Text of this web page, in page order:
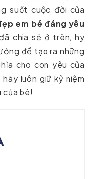
suốt cuộc đời của
em bé đáng yêu
chia sẻ ở trên, hy
để tạo ra những
cho con yêu của
luôn giữ kỷ niệm
của bé!